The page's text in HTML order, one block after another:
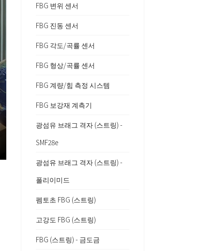
FBG 변위 센서
FBG 진동 센서
FBG 각도/곡률 센서
FBG 형상/곡률 센서
FBG 계량/힘 측정 시스템
FBG 보강재 계측기
광섬유 브래그 격자 (스트링) -
SMF28e
광섬유 브래그 격자 (스트링) -
폴리이미드
펨토초 FBG (스트링)
고강도 FBG (스트링)
FBG (스트링) - 금도금